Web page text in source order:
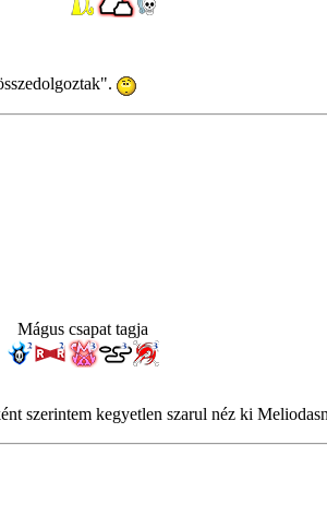
Mágus csapat tagja
szerintem kegyetlen szarul néz ki